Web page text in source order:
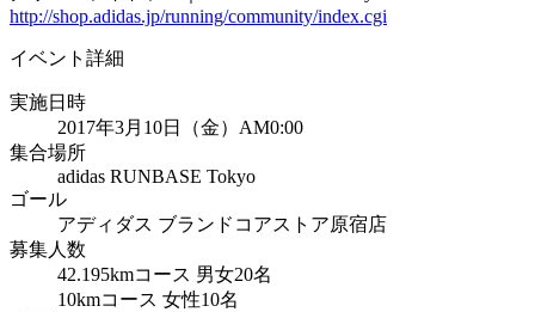
http://shop.adidas.jp/running/community/index.cgi
イベント詳細
実施日時
2017年3月10日（金）AM0:00
集合場所
adidas RUNBASE Tokyo
ゴール
アディダス ブランドコアストア原宿店
募集人数
42.195kmコース 男女20名
10kmコース 女性10名